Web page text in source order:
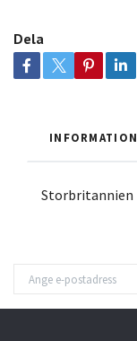
Dela
INFORMATION
Storbritannien